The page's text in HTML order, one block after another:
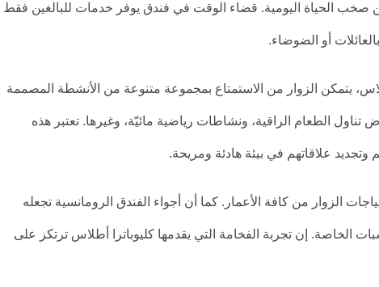
عن صخب الحياة اليومية. قضاء الوقت في فندق يوفر خدمات للبالغين فقط
أو الضوضاء.
يتمكن الزوار من الاستمتاع بمجموعة متنوعة من الأنشطة المصممة
الطعام الراقية، ونشاطات رياضية مائيّة، وغيرها. تعتبر هذه
علاقاتهم في بيئة هادئة ومريحة.
الزوار من كافة الأعمار. كما أن أجواء الفندق الرومانسية تجعله
الخاصة. إن تجربة الفخامة التي يقدمها كليوباترا أطلاس ترتكز على